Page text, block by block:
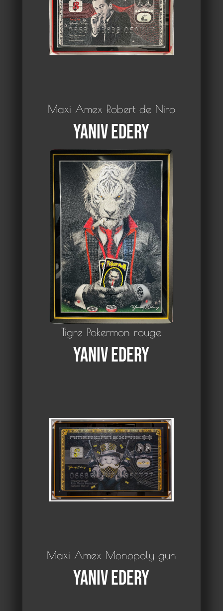
Maxi Amex Robert de Niro
Yaniv Edery
Tigre Pokermon rouge
Yaniv Edery
Maxi Amex Monopoly gun
Yaniv Edery